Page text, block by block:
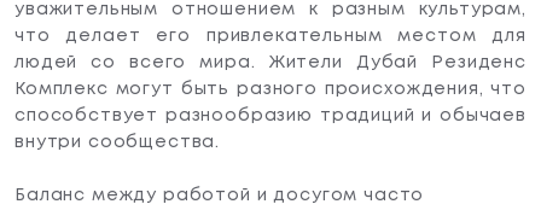
уважительным отношением к разным культурам,
что делает его привлекательным местом для
людей со всего мира. Жители Дубай Резиденс
Комплекс могут быть разного происхождения, что
способствует разнообразию традиций и обычаев
внутри сообщества.
Баланс между работой и досугом часто